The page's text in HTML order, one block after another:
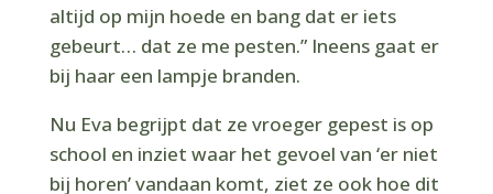
altijd op mijn hoede en bang dat er iets
gebeurt… dat ze me pesten.” Ineens gaat er
bij haar een lampje branden.
Nu Eva begrijpt dat ze vroeger gepest is op
school en inziet waar het gevoel van ‘er niet
bij horen’ vandaan komt, ziet ze ook hoe dit